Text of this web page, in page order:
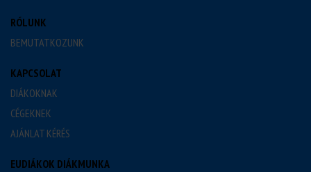
RÓLUNK
BEMUTATKOZUNK
KAPCSOLAT
DIÁKOKNAK
CÉGEKNEK
AJÁNLAT KÉRÉS
EUDIÁKOK DIÁKMUNKA